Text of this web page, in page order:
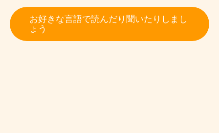
お好きな言語で読んだり聞いたりしまし
ょう